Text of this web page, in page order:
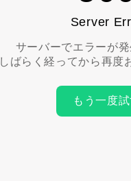
Server
サーバーでエラーが発
しばらく経ってから再度
もう一度試